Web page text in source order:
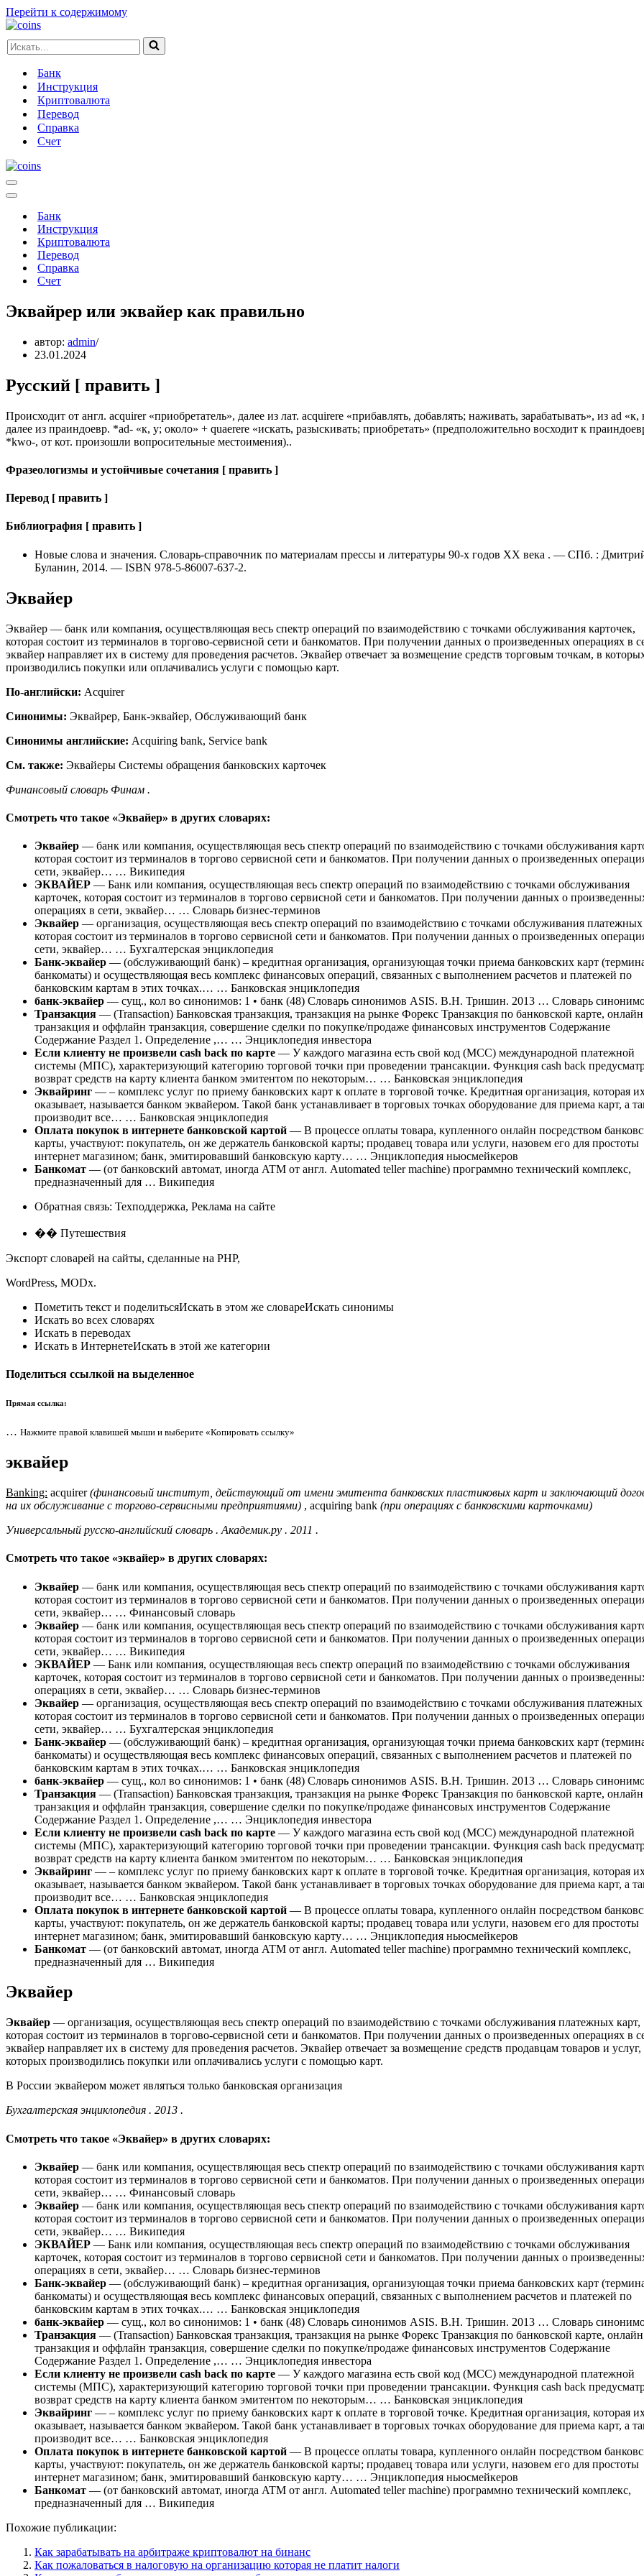
Перейти к содержимому
Искать...
Банк
Инструкция
Криптовалюта
Перевод
Справка
Счет
Меню
навигации
Меню
навигацииБанк
Инструкция
Криптовалюта
Перевод
Справка
Счет
Эквайрер или эквайер как правильно
автор: admin
23.01.2024
Русский [ править ]
Происходит от англ. acquirer «приобретатель», далее из лат. acquirere «прибавлять, добавлять; наживать, зарабатывать», из ad «к,
далее из праиндоевр. *ad- «к, у; около» + quaerere «искать, разыскивать; приобретать» (предположительно восходит к
*kwo-, от кот. произошли вопросительные местоимения)..
Фразеологизмы и устойчивые сочетания [ править ]
Перевод [ править ]
Библиография [ править ]
Новые слова и значения. Словарь-справочник по материалам прессы и литературы 90-х годов XX века . — СПб. :
Буланин, 2014. — ISBN 978-5-86007-637-2.
Эквайер
Эквайер — банк или компания, осуществляющая весь спектр операций по взаимодействию с точками обслуживания карточек,
которая состоит из терминалов в торгово-сервисной сети и банкоматов. При получении данных о произведенных операциях в
эквайер направляет их в систему для проведения расчетов. Эквайер отвечает за возмещение средств торговым точкам, в
производились покупки или оплачивались услуги с помощью карт.
По-английски: Acquirer
Синонимы: Эквайрер, Банк-эквайер, Обслуживающий банк
Синонимы английские: Acquiring bank, Service bank
См. также: Эквайеры Системы обращения банковских карточек
Финансовый словарь Финам .
Смотреть что такое «Эквайер» в других словарях:
Эквайер — банк или компания, осуществляющая весь спектр операций по взаимодействию с точками обслуживания
которая состоит из терминалов в торгово сервисной сети и банкоматов. При получении данных о произведенных
сети, эквайер… … Википедия
ЭКВАЙЕР — Банк или компания, осуществляющая весь спектр операций по взаимодействию с точками обслуживания
карточек, которая состоит из терминалов в торгово сервисной сети и банкоматов. При получении данных о
операциях в сети, эквайер… … Словарь бизнес-терминов
Эквайер — организация, осуществляющая весь спектр операций по взаимодействию с точками обслуживания платежных
которая состоит из терминалов в торгово сервисной сети и банкоматов. При получении данных о произведенных
сети, эквайер… … Бухгалтерская энциклопедия
Банк-эквайер — (обслуживающий банк) – кредитная организация, организующая точки приема банковских карт
банкоматы) и осуществляющая весь комплекс финансовых операций, связанных с выполнением расчетов и платежей по
банковским картам в этих точках.… … Банковская энциклопедия
банк-эквайер — сущ., кол во синонимов: 1 • банк (48) Словарь синонимов ASIS. В.Н. Тришин. 2013 … Словарь
Транзакция — (Transaction) Банковская транзакция, транзакция на рынке Форекс Транзакция по банковской карте, онлайн
транзакция и оффлайн транзакция, совершение сделки по покупке/продаже финансовых инструментов Содержание
Содержание Раздел 1. Определение ,… … Энциклопедия инвестора
Если клиенту не произвели cash back по карте — У каждого магазина есть свой код (МСС) международной платежной
системы (МПС), характеризующий категорию торговой точки при проведении трансакции. Функция cash back
возврат средств на карту клиента банком эмитентом по некоторым… … Банковская энциклопедия
Эквайринг — – комплекс услуг по приему банковских карт к оплате в торговой точке. Кредитная организация, которая
оказывает, называется банком эквайером. Такой банк устанавливает в торговых точках оборудование для приема карт, а
производит все… … Банковская энциклопедия
Оплата покупок в интернете банковской картой — В процессе оплаты товара, купленного онлайн посредством
карты, участвуют: покупатель, он же держатель банковской карты; продавец товара или услуги, назовем его для простоты
интернет магазином; банк, эмитировавший банковскую карту… … Энциклопедия ньюсмейкеров
Банкомат — (от банковский автомат, иногда ATM от англ. Automated teller machine) программно технический комплекс,
предназначенный для … Википедия
Обратная связь: Техподдержка, Реклама на сайте
�� Путешествия
Экспорт словарей на сайты, сделанные на PHP,
WordPress, MODx.
Пометить текст и поделитьсяИскать в этом же словареИскать синонимы
Искать во всех словарях
Искать в переводах
Искать в ИнтернетеИскать в этой же категории
Поделиться ссылкой на выделенное
Прямая ссылка:
… Нажмите правой клавишей мыши и выберите «Копировать ссылку»
эквайер
Banking: acquirer(финансовый институт, действующий от имени эмитента банковских пластиковых карт и заключающий
на их обслуживание с торгово-сервисными предприятиями) , acquiring bank (при операциях с банковскими карточками)
Универсальный русско-английский словарь . Академик.ру . 2011 .
Смотреть что такое «эквайер» в других словарях:
Эквайер — банк или компания, осуществляющая весь спектр операций по взаимодействию с точками обслуживания
которая состоит из терминалов в торгово сервисной сети и банкоматов. При получении данных о произведенных
сети, эквайер… … Финансовый словарь
Эквайер — банк или компания, осуществляющая весь спектр операций по взаимодействию с точками обслуживания
которая состоит из терминалов в торгово сервисной сети и банкоматов. При получении данных о произведенных
сети, эквайер… … Википедия
ЭКВАЙЕР — Банк или компания, осуществляющая весь спектр операций по взаимодействию с точками обслуживания
карточек, которая состоит из терминалов в торгово сервисной сети и банкоматов. При получении данных о
операциях в сети, эквайер… … Словарь бизнес-терминов
Эквайер — организация, осуществляющая весь спектр операций по взаимодействию с точками обслуживания платежных
которая состоит из терминалов в торгово сервисной сети и банкоматов. При получении данных о произведенных
сети, эквайер… … Бухгалтерская энциклопедия
Банк-эквайер — (обслуживающий банк) – кредитная организация, организующая точки приема банковских карт
банкоматы) и осуществляющая весь комплекс финансовых операций, связанных с выполнением расчетов и платежей по
банковским картам в этих точках.… … Банковская энциклопедия
банк-эквайер — сущ., кол во синонимов: 1 • банк (48) Словарь синонимов ASIS. В.Н. Тришин. 2013 … Словарь
Транзакция — (Transaction) Банковская транзакция, транзакция на рынке Форекс Транзакция по банковской карте, онлайн
транзакция и оффлайн транзакция, совершение сделки по покупке/продаже финансовых инструментов Содержание
Содержание Раздел 1. Определение ,… … Энциклопедия инвестора
Если клиенту не произвели cash back по карте — У каждого магазина есть свой код (МСС) международной платежной
системы (МПС), характеризующий категорию торговой точки при проведении трансакции. Функция cash back
возврат средств на карту клиента банком эмитентом по некоторым… … Банковская энциклопедия
Эквайринг — – комплекс услуг по приему банковских карт к оплате в торговой точке. Кредитная организация, которая
оказывает, называется банком эквайером. Такой банк устанавливает в торговых точках оборудование для приема карт, а
производит все… … Банковская энциклопедия
Оплата покупок в интернете банковской картой — В процессе оплаты товара, купленного онлайн посредством
карты, участвуют: покупатель, он же держатель банковской карты; продавец товара или услуги, назовем его для простоты
интернет магазином; банк, эмитировавший банковскую карту… … Энциклопедия ньюсмейкеров
Банкомат — (от банковский автомат, иногда ATM от англ. Automated teller machine) программно технический комплекс,
предназначенный для … Википедия
Эквайер
Эквайер — организация, осуществляющая весь спектр операций по взаимодействию с точками обслуживания платежных карт,
которая состоит из терминалов в торгово-сервисной сети и банкоматов. При получении данных о произведенных операциях в
эквайер направляет их в систему для проведения расчетов. Эквайер отвечает за возмещение средств продавцам товаров и услуг,
которых производились покупки или оплачивались услуги с помощью карт.
В России эквайером может являться только банковская организация
Бухгалтерская энциклопедия . 2013 .
Смотреть что такое «Эквайер» в других словарях:
Эквайер — банк или компания, осуществляющая весь спектр операций по взаимодействию с точками обслуживания
которая состоит из терминалов в торгово сервисной сети и банкоматов. При получении данных о произведенных
сети, эквайер… … Финансовый словарь
Эквайер — банк или компания, осуществляющая весь спектр операций по взаимодействию с точками обслуживания
которая состоит из терминалов в торгово сервисной сети и банкоматов. При получении данных о произведенных
сети, эквайер… … Википедия
ЭКВАЙЕР — Банк или компания, осуществляющая весь спектр операций по взаимодействию с точками обслуживания
карточек, которая состоит из терминалов в торгово сервисной сети и банкоматов. При получении данных о
операциях в сети, эквайер… … Словарь бизнес-терминов
Банк-эквайер — (обслуживающий банк) – кредитная организация, организующая точки приема банковских карт
банкоматы) и осуществляющая весь комплекс финансовых операций, связанных с выполнением расчетов и платежей по
банковским картам в этих точках.… … Банковская энциклопедия
банк-эквайер — сущ., кол во синонимов: 1 • банк (48) Словарь синонимов ASIS. В.Н. Тришин. 2013 … Словарь
Транзакция — (Transaction) Банковская транзакция, транзакция на рынке Форекс Транзакция по банковской карте, онлайн
транзакция и оффлайн транзакция, совершение сделки по покупке/продаже финансовых инструментов Содержание
Содержание Раздел 1. Определение ,… … Энциклопедия инвестора
Если клиенту не произвели cash back по карте — У каждого магазина есть свой код (МСС) международной платежной
системы (МПС), характеризующий категорию торговой точки при проведении трансакции. Функция cash back
возврат средств на карту клиента банком эмитентом по некоторым… … Банковская энциклопедия
Эквайринг — – комплекс услуг по приему банковских карт к оплате в торговой точке. Кредитная организация, которая
оказывает, называется банком эквайером. Такой банк устанавливает в торговых точках оборудование для приема карт, а
производит все… … Банковская энциклопедия
Оплата покупок в интернете банковской картой — В процессе оплаты товара, купленного онлайн посредством
карты, участвуют: покупатель, он же держатель банковской карты; продавец товара или услуги, назовем его для простоты
интернет магазином; банк, эмитировавший банковскую карту… … Энциклопедия ньюсмейкеров
Банкомат — (от банковский автомат, иногда ATM от англ. Automated teller machine) программно технический комплекс,
предназначенный для … Википедия
Похожие публикации:
Как зарабатывать на арбитраже криптовалют на бинанс
Как пожаловаться в налоговую на организацию которая не платит налоги